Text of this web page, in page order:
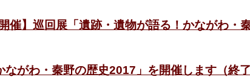
催】巡回展「遺跡・遺物が語る！かながわ・
がわ・秦野の歴史2017」を開催します（終了